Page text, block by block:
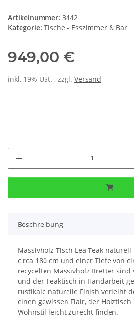
Artikelnummer: 3442
Kategorie: Tische - Esszimmer & Bar
949,00 €
inkl. 19% USt. , zzgl. Versand
Beschreibung
Massivholz Tisch Lea Teak
circa 180 cm und einer Tiefe von
recycelten Massivholz Bretter sind
und der Teaktisch in Handarbeit
rustikale naturelle Finish verleiht
einen gewissen Flair, der
Wohnstil leicht zurecht finden.